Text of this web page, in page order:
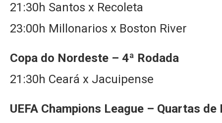
21:30h Santos x Recoleta
23:00h Millonarios x Boston River
Copa do Nordeste – 4ª Rodada
21:30h Ceará x Jacuipense
UEFA Champions League – Quartas de